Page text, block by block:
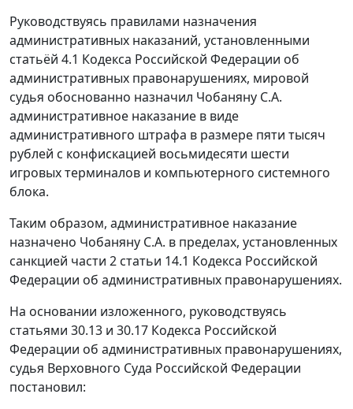
Руководствуясь правилами назначения
административных наказаний, установленными
статьёй 4.1 Кодекса Российской Федерации об
административных правонарушениях, мировой
судья обоснованно назначил Чобаняну С.А.
административное наказание в виде
административного штрафа в размере пяти тысяч
рублей с конфискацией восьмидесяти шести
игровых терминалов и компьютерного системного
блока.
Таким образом, административное наказание
назначено Чобаняну С.А. в пределах, установленных
санкцией части 2 статьи 14.1 Кодекса Российской
Федерации об административных правонарушениях.
На основании изложенного, руководствуясь
статьями 30.13 и 30.17 Кодекса Российской
Федерации об административных правонарушениях,
судья Верховного Суда Российской Федерации
постановил: